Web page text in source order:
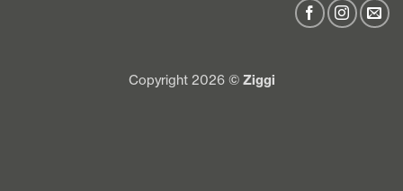
Copyright 2026 © Ziggi